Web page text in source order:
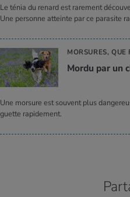
Le ténia du renard est rarement
Une personne atteinte par ce parasite
MORSURES, QUE
Mordu par un
Une morsure est souvent plus
guette rapidement.